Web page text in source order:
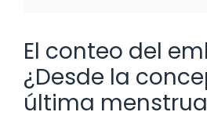
El conteo del
¿Desde la
última